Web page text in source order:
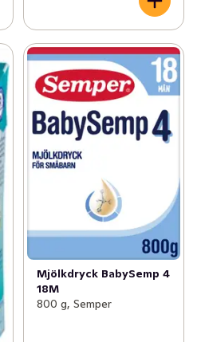
få råd.
kan ändras -
förpackningen innan du
serverar.
Mjölkdryck BabySemp 4
18M
800 g, Semper